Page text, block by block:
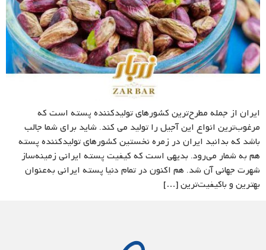
ایران از جمله مطرح‌ترین کشورهای تولیدکننده پسته است که
مرغوب‌ترین انواع این آجیل را تولید می کند. شاید برای شما جالب
باشد که بدانید ایران در زمره نخستین کشورهای تولیدکننده پسته
هم به شمار می‌رود. بدیهی است که کیفیت پسته ایرانی زمینه‌ساز
شهرت جهانی آن شد. هم اکنون در تمام دنیا پسته ایرانی به‌عنوان
بهترین و باکیفیت‌ترین […]